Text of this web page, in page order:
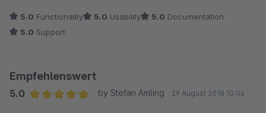
5.0 Functionality 5.0 Usability 5.0 Documentation
5.0 Support
Empfehlenswert
5.0
by Stefan Amling 29 August 2018 10:06